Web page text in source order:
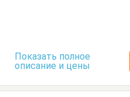
Показать полное
описание и цены